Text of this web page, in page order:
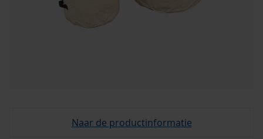
Naar de productinformatie